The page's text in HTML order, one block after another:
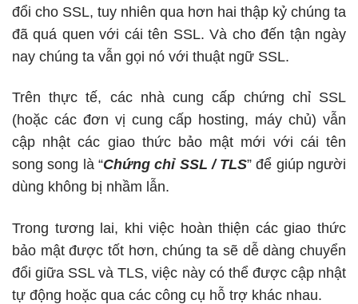
đổi cho SSL, tuy nhiên qua hơn hai thập kỷ chúng ta
đã quá quen với cái tên SSL. Và cho đến tận ngày
nay chúng ta vẫn gọi nó với thuật ngữ SSL.
Trên thực tế, các nhà cung cấp chứng chỉ SSL
(hoặc các đơn vị cung cấp hosting, máy chủ) vẫn
cập nhật các giao thức bảo mật mới với cái tên
song song là “Chứng chỉ SSL / TLS” để giúp người
dùng không bị nhầm lẫn.
Trong tương lai, khi việc hoàn thiện các giao thức
bảo mật được tốt hơn, chúng ta sẽ dễ dàng chuyển
đổi giữa SSL và TLS, việc này có thể được cập nhật
tự động hoặc qua các công cụ hỗ trợ khác nhau.